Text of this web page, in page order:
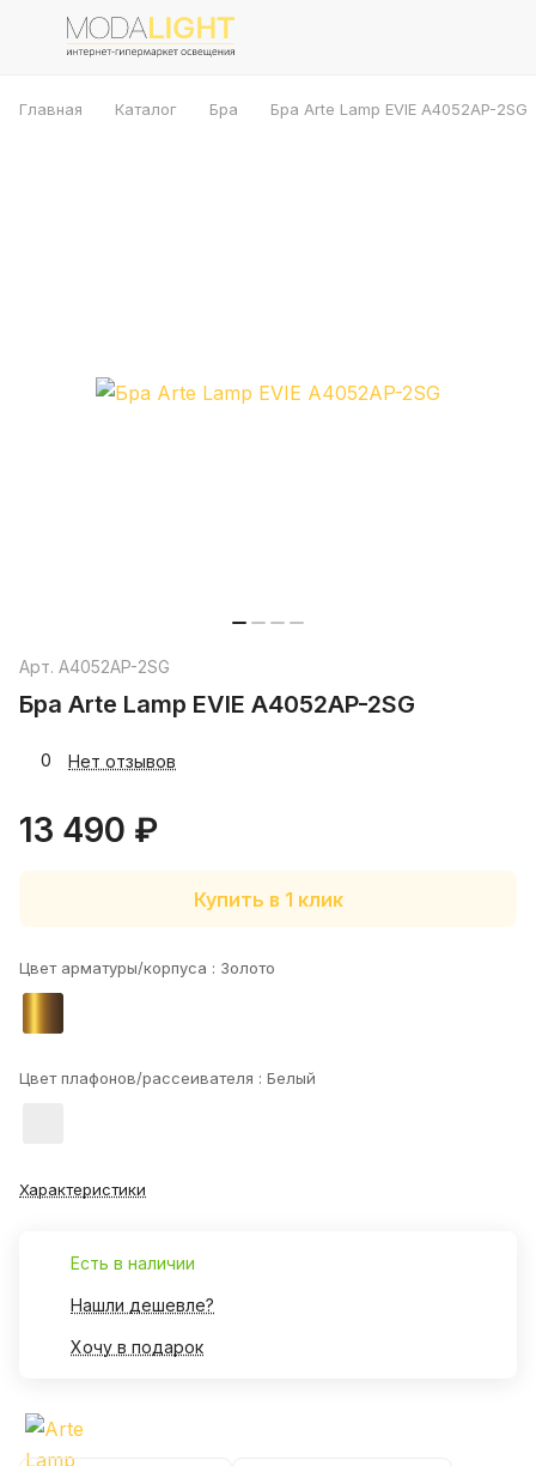
Главная Каталог Бра Бра Arte Lamp EVIE A4052AP-2SG
Арт. A4052AP-2SG
Бра Arte Lamp EVIE A4052AP-2SG
0 Нет отзывов
13 490 ₽
Купить в 1 клик
Цвет арматуры/корпуса : Золото
Цвет плафонов/рассеивателя : Белый
Характеристики
Есть в наличии
Нашли дешевле?
Хочу в подарок